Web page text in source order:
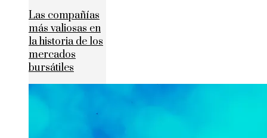
Las compañías
más valiosas en
la historia de los
mercados
bursátiles